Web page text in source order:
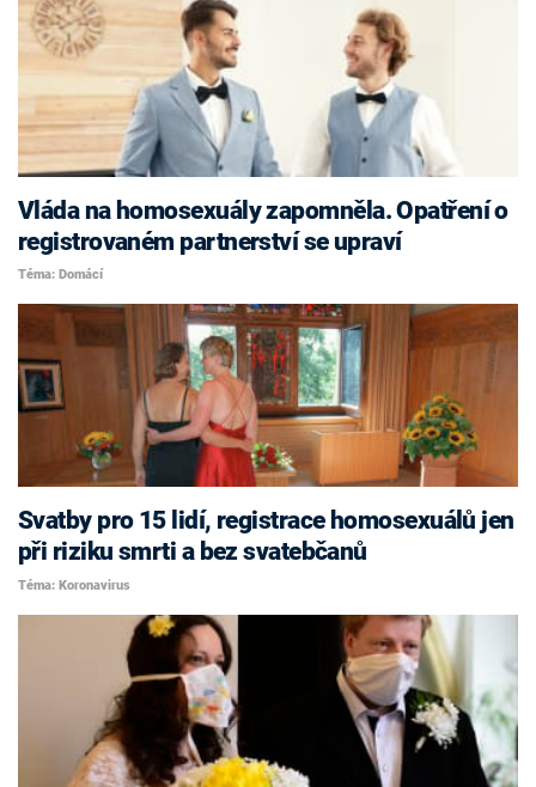
Vláda na homosexuály zapomněla. Opatření o
registrovaném partnerství se upraví
Téma: Domácí
Svatby pro 15 lidí, registrace homosexuálů jen
při riziku smrti a bez svatebčanů
Téma: Koronavirus